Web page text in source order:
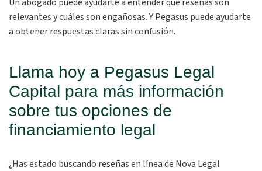
relevantes y cuáles son engañosas. Y Pegasus puede ayudarte
a obtener respuestas claras sin confusión.
Llama hoy a Pegasus Legal
Capital para más información
sobre tus opciones de
financiamiento legal
¿Has estado buscando reseñas en línea de Nova Legal